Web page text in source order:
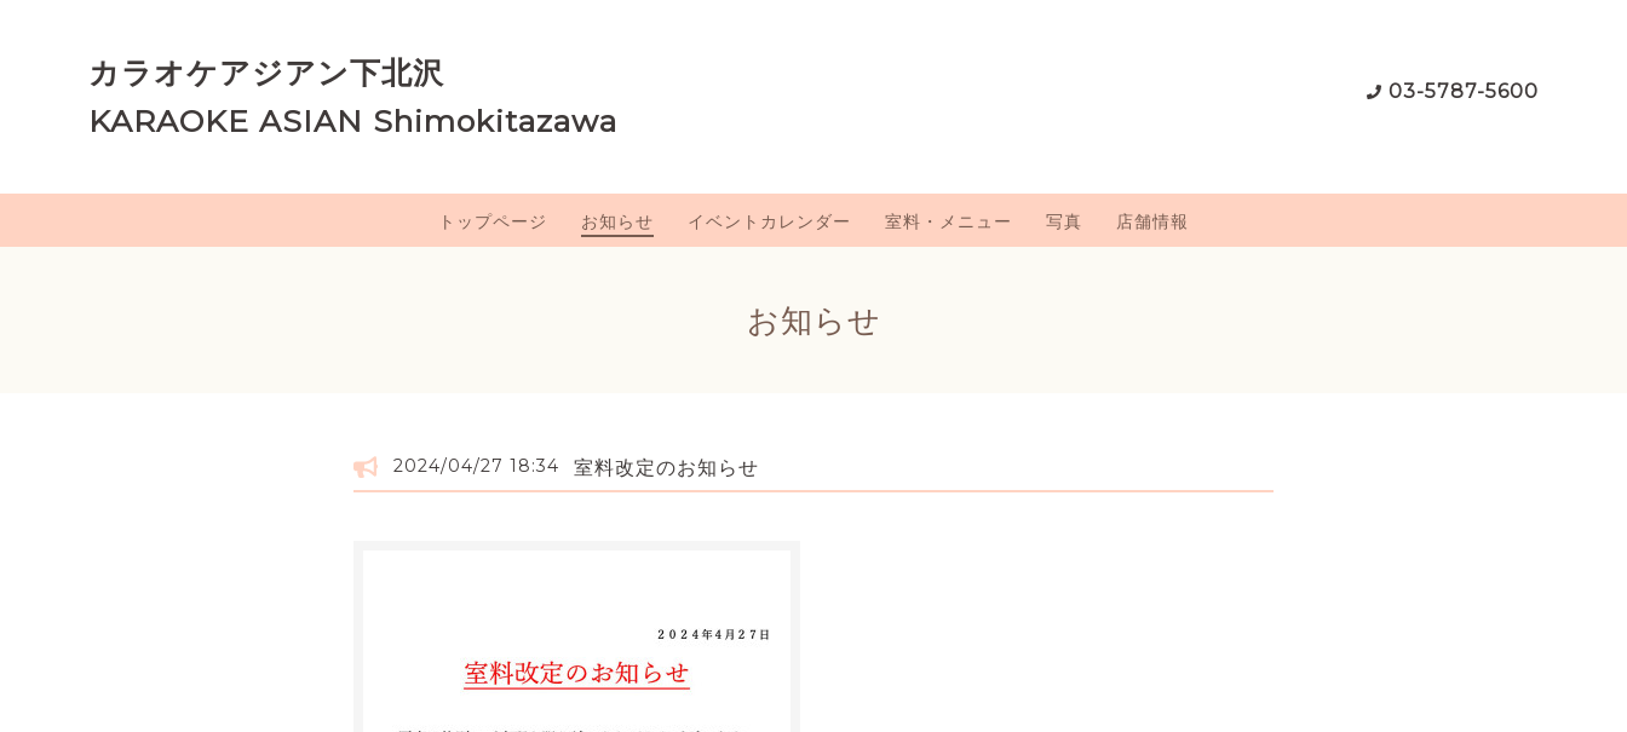
カラオケアジアン下北沢
KARAOKE ASIAN Shimokitazawa
03-5787-5600
トップページ お知らせ イベントカレンダー 室料・メニュー 写真 店舗情報
お知らせ
2024/04/27 18:34 室料改定のお知らせ